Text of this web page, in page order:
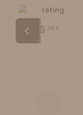
6 ,95 €